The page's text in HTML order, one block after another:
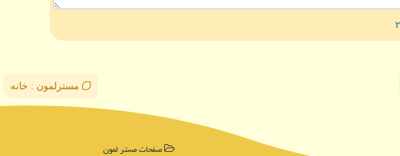
مسترلمون : خانه
صفحات مستر لمون